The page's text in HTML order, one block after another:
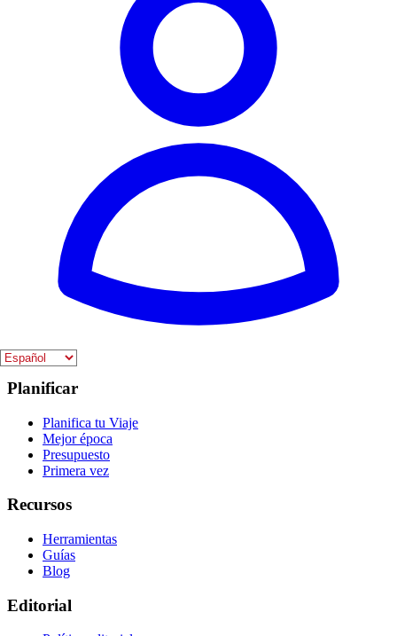
Itinerarios
Planifica tu Viaje
YOUR CHARTER TO SPAIN
Aunque trabajamos para mantener la información actualizada y
precisa, los datos publicados pueden sufrir modificaciones.
SpainSeeker no se hace responsable de cambios en horarios,
precios, normativas o condiciones. Se recomienda confirmar siempre
la información con fuentes oficiales antes de organizar su viaje.
Explorar
Regiones
Viajar a España
Planificar
Planifica tu Viaje
Mejor época
Presupuesto
Primera vez
Recursos
Herramientas
Guías
Blog
Editorial